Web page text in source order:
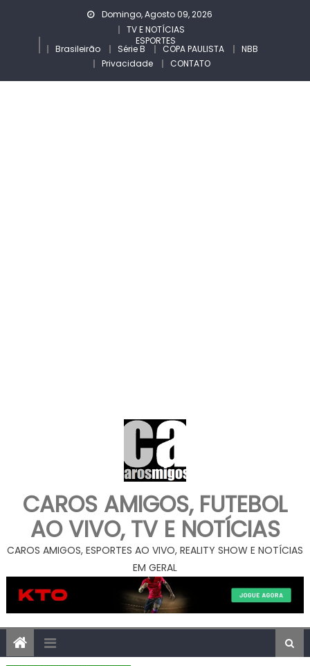
Domingo, Agosto 09, 2026
TV E NOTÍCIAS
ESPORTES
Brasileirão Série B COPA PAULISTA
NBB
Privacidade
CONTATO
CAROS AMIGOS, FUTEBOL
AO VIVO, TV E NOTÍCIAS
CAROS AMIGOS, ESPORTES AO VIVO, REALITY SHOW E NOTÍCIAS
EM GERAL